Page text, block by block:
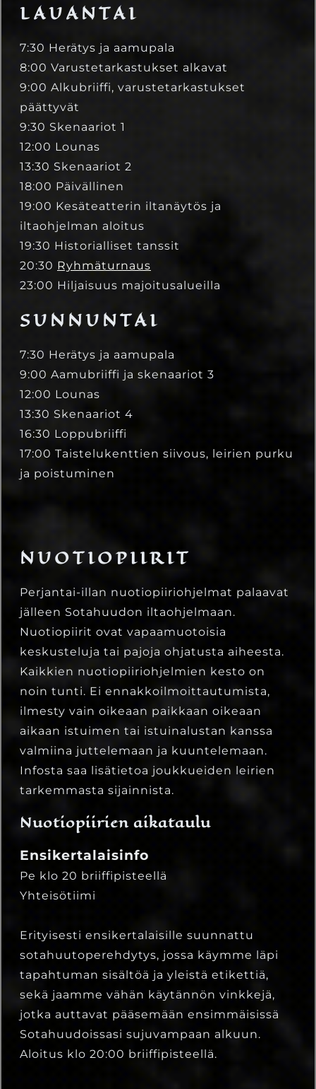
LAUANTAI
7:30 Herätys ja aamupala
8:00 Varustetarkastukset alkavat
9:00 Alkubriiffi, varustetarkastukset
päättyvät
9:30 Skenaariot 1
12:00 Lounas
13:30 Skenaariot 2
18:00 Päivällinen
19:00 Kesäteatterin iltanäytös ja
iltaohjelman aloitus
19:30 Historialliset tanssit
20:30 Ryhmäturnaus
23:00 Hiljaisuus majoitusalueilla
SUNNUNTAI
7:30 Herätys ja aamupala
9:00 Aamubriiffi ja skenaariot 3
12:00 Lounas
13:30 Skenaariot 4
16:30 Loppubriiffi
17:00 Taistelukenttien siivous, leirien purku
ja poistuminen
NUOTIOPIIRIT
Perjantai-illan nuotiopiiriohjelmat palaavat
jälleen Sotahuudon iltaohjelmaan.
Nuotiopiirit ovat vapaamuotoisia
keskusteluja tai pajoja ohjatusta aiheesta.
Kaikkien nuotiopiiriohjelmien kesto on
noin tunti. Ei ennakkoilmoittautumista,
ilmesty vain oikeaan paikkaan oikeaan
aikaan istuimen tai istuinalustan kanssa
valmiina juttelemaan ja kuuntelemaan.
Infosta saa lisätietoa joukkueiden leirien
tarkemmasta sijainnista.
Nuotiopiirien aikataulu
Ensikertalaisinfo
Pe klo 20 briiffipisteellä
Yhteisötiimi
Erityisesti ensikertalaisille suunnattu
sotahuutoperehdytys, jossa käymme läpi
tapahtuman sisältöä ja yleistä etikettiä,
sekä jaamme vähän käytännön vinkkejä,
jotka auttavat pääsemään ensimmäisissä
Sotahuudoissasi sujuvampaan alkuun.
Aloitus klo 20:00 briiffipisteellä.